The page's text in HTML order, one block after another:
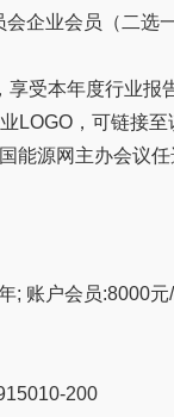
企业会员（二选
受本年度行业报
LOGO，可链接
能源网主办会议
; 账户会员:8000
200